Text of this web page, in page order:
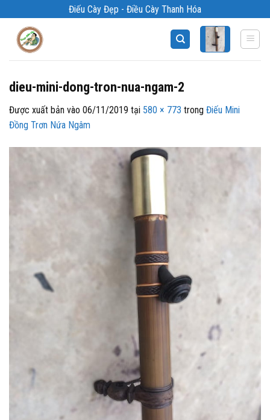
qua
Điếu Cày Đẹp - Điều Cày Thanh Hóa
dieu-mini-dong-tron-nua-ngam-2
Được xuất bản vào 06/11/2019 tại 580 × 773 trong Điếu Mini
Đồng Trơn Nứa Ngâm